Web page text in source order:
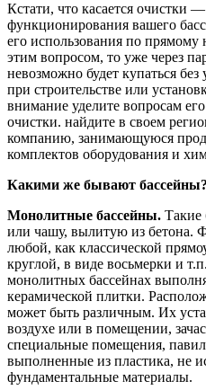
Кстати, что касается очистки
функционирования вашего
его использования по
этим вопросом, то уже через
невозможно будет купаться
при строительстве или
внимание уделите вопросам
очистки. найдите в своем
компанию, занимающуюся
комплектов оборудования и
Какими же бывают бассейны?
Монолитные бассейны. Такие
или чашу, вылитую из бетона.
любой, как классической
круглой, в виде восьмерки и
монолитных бассейнах
керамической плитки.
может быть различным. Их
воздухе или в помещении,
специальные помещения,
выполненные из пластика, не
фундаментальные материалы.